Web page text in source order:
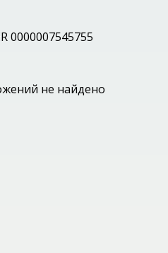
0000007545755
не найдено